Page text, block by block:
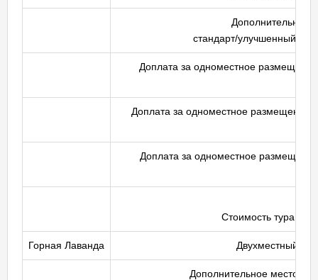
Дополнительное
стандарт/улучшенный
Доплата за одноместное
Доплата за одноместное размещение
Доплата за одноместное
Стоимость тура для
Горная Лаванда Двухместный
Дополнительное место в